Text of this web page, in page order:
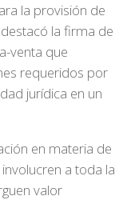
la provisión de
la firma de
venta que
requeridos por
jurídica en un
en materia de
a toda la
valor